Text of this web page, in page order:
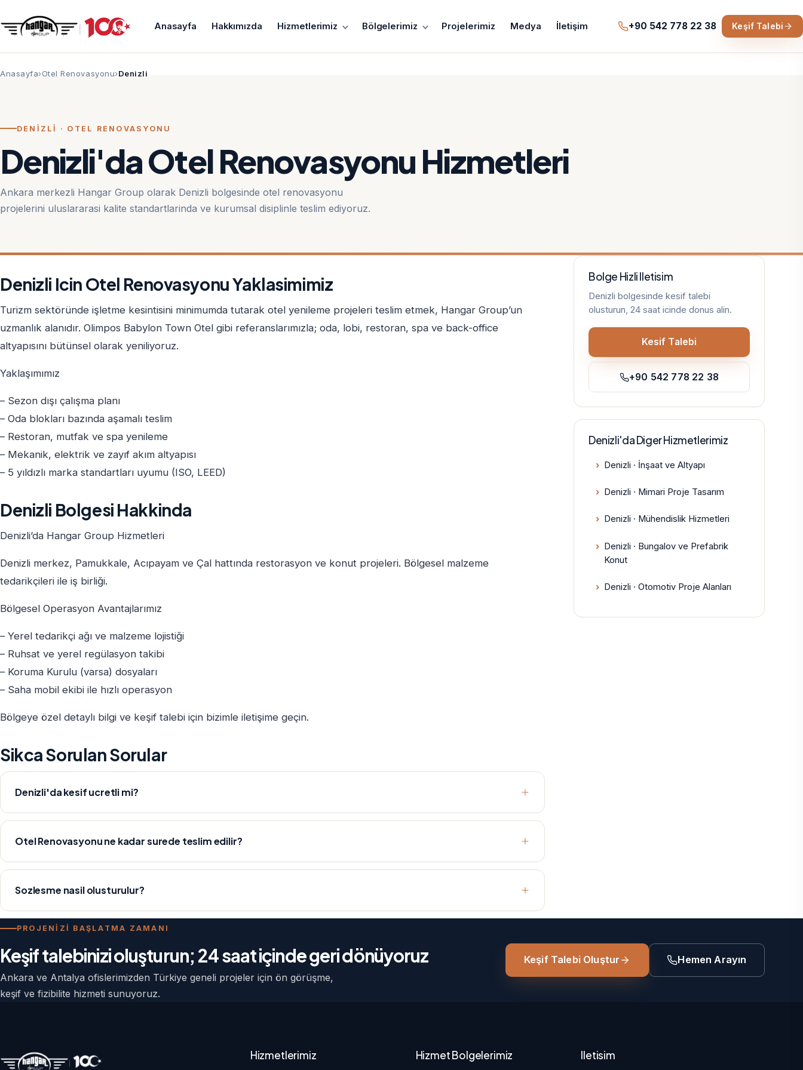
Anasayfa Hakkımızda Hizmetlerimiz Bölgelerimiz Projelerimiz Medya İletişim +90 542 778 22 38 Keşif Talebi
Anasayfa Otel Renovasyonu Denizli
DENIZLI · OTEL RENOVASYONU
Denizli'da Otel Renovasyonu Hizmetleri
Ankara merkezli Hangar Group olarak Denizli bolgesinde otel renovasyonu
projelerini uluslararasi kalite standartlarinda ve kurumsal disiplinle teslim ediyoruz.
Denizli Icin Otel Renovasyonu Yaklasimimiz
Turizm sektöründe işletme kesintisini minimumda tutarak otel yenileme projeleri teslim etmek, Hangar Group’un
uzmanlık alanıdır. Olimpos Babylon Town Otel gibi referanslarımızla; oda, lobi, restoran, spa ve back-office
altyapısını bütünsel olarak yeniliyoruz.
Yaklaşımımız
– Sezon dışı çalışma planı
– Oda blokları bazında aşamalı teslim
– Restoran, mutfak ve spa yenileme
– Mekanik, elektrik ve zayıf akım altyapısı
– 5 yıldızlı marka standartları uyumu (ISO, LEED)
Denizli Bolgesi Hakkinda
Denizli’da Hangar Group Hizmetleri
Denizli merkez, Pamukkale, Acıpayam ve Çal hattında restorasyon ve konut projeleri. Bölgesel malzeme
tedarikçileri ile iş birliği.
Bölgesel Operasyon Avantajlarımız
– Yerel tedarikçi ağı ve malzeme lojistiği
– Ruhsat ve yerel regülasyon takibi
– Koruma Kurulu (varsa) dosyaları
– Saha mobil ekibi ile hızlı operasyon
Bölgeye özel detaylı bilgi ve keşif talebi için bizimle iletişime geçin.
Sikca Sorulan Sorular
Denizli'da kesif ucretli mi?
Otel Renovasyonu ne kadar surede teslim edilir?
Sozlesme nasil olusturulur?
Bolge Hizli Iletisim
Denizli bolgesinde kesif talebi
olusturun, 24 saat icinde donus alin.
Kesif Talebi
+90 542 778 22 38
Denizli'da Diger Hizmetlerimiz
Denizli · İnşaat ve Altyapı
Denizli · Mimari Proje Tasarım
Denizli · Mühendislik Hizmetleri
Denizli · Bungalov ve Prefabrik
Konut
Denizli · Otomotiv Proje Alanları
PROJENİZİ BAŞLATMA ZAMANI
Keşif talebinizi oluşturun; 24 saat içinde geri dönüyoruz
Ankara ve Antalya ofislerimizden Türkiye geneli projeler için ön görüşme,
keşif ve fizibilite hizmeti sunuyoruz.
Keşif Talebi Oluştur Hemen Arayın
Hizmetlerimiz Hizmet Bolgelerimiz Iletisim